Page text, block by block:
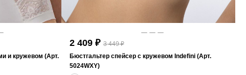
и кружевом (Арт.
2 409 ₽ 3 449 ₽
Бюстгальтер спейсер с кружевом Indefini (Арт.
5024WXY)